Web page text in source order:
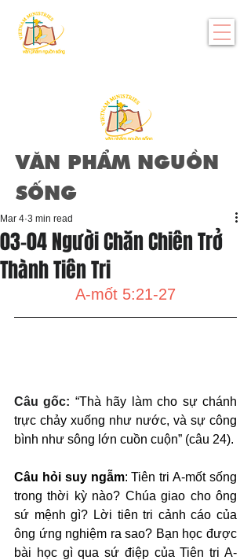
VĂN PHẨM NGUỒN
SỐNG
03-04 Người Chăn Chiên Trở
Thành Tiên Tri
Mar 4 3 min read
A-mốt 5:21-27
Câu gốc: “Thà hãy làm cho sự chánh
trực chảy xuống như nước, và sự công
bình như sông lớn cuồn cuộn” (câu 24).
Câu hỏi suy ngẫm: Tiên tri A-mốt sống
trong thời kỳ nào? Chúa giao cho ông
sứ mệnh gì? Lời tiên tri cảnh cáo của
ông ứng nghiệm ra sao? Bạn học được
bài học gì qua sứ điệp của Tiên tri A-